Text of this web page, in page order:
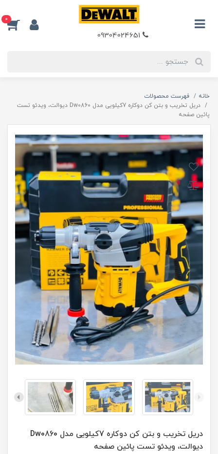
0
خانه
فهرست محصولات
دریل تخریب و بتن کن دوکاره 7کیلویی مدل Dw0860 دیوالت، ویدئو تست
پائین صفحه
دریل تخریب و بتن کن دوکاره 7کیلویی مدل Dw0860
دیوالت، ویدئو تست پائین صفحه